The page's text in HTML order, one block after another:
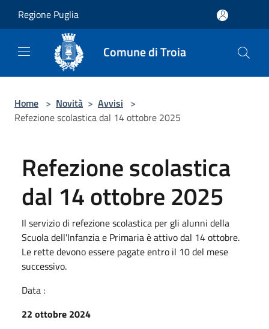
Regione Puglia
Comune di Troia
Home > Novità > Avvisi >
Refezione scolastica dal 14 ottobre 2025
Refezione scolastica
dal 14 ottobre 2025
Il servizio di refezione scolastica per gli alunni della
Scuola dell'Infanzia e Primaria è attivo dal 14 ottobre.
Le rette devono essere pagate entro il 10 del mese
successivo.
Data :
22 ottobre 2024